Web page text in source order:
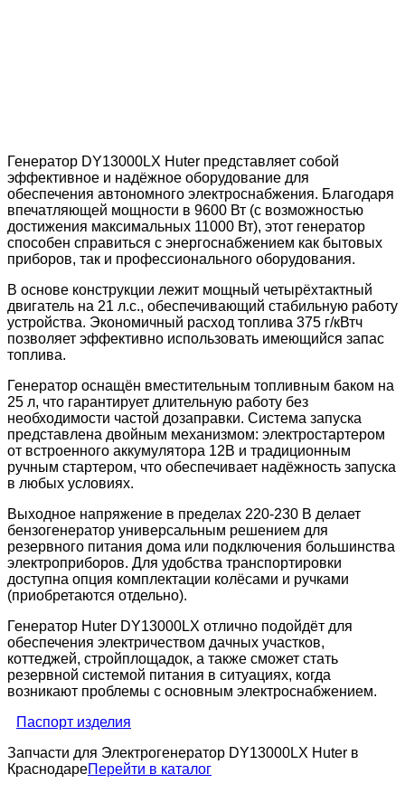
Генератор DY13000LX Huter представляет собой
эффективное и надёжное оборудование для
обеспечения автономного электроснабжения. Благодаря
впечатляющей мощности в 9600 Вт (с возможностью
достижения максимальных 11000 Вт), этот генератор
способен справиться с энергоснабжением как бытовых
приборов, так и профессионального оборудования.
В основе конструкции лежит мощный четырёхтактный
двигатель на 21 л.с., обеспечивающий стабильную работу
устройства. Экономичный расход топлива 375 г/кВтч
позволяет эффективно использовать имеющийся запас
топлива.
Генератор оснащён вместительным топливным баком на
25 л, что гарантирует длительную работу без
необходимости частой дозаправки. Система запуска
представлена двойным механизмом: электростартером
от встроенного аккумулятора 12В и традиционным
ручным стартером, что обеспечивает надёжность запуска
в любых условиях.
Выходное напряжение в пределах 220-230 В делает
бензогенератор универсальным решением для
резервного питания дома или подключения большинства
электроприборов. Для удобства транспортировки
доступна опция комплектации колёсами и ручками
(приобретаются отдельно).
Генератор Huter DY13000LX отлично подойдёт для
обеспечения электричеством дачных участков,
коттеджей, стройплощадок, а также сможет стать
резервной системой питания в ситуациях, когда
возникают проблемы с основным электроснабжением.
Паспорт изделия
Запчасти для Электрогенератор DY13000LX Huter в
КраснодареПерейти в каталог